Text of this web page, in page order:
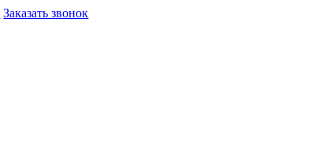
Заказать звонок